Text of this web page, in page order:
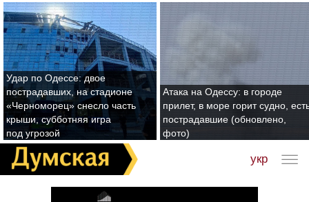
Удар по Одессе: двое
пострадавших, на стадионе
«Черноморец» снесло часть
крыши, субботняя игра
под угрозой
Атака на Одессу: в городе
прилет, в море горит судно,
пострадавшие (обновлено,
фото)
укр